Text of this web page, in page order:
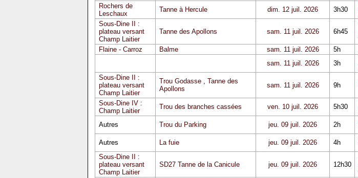
Rochers de
Leschaux
Tanne à Hercule dim. 12 juil. 2026 3h30
Sous-Dine II :
plateau versant
Champ Laitier
Tanne des Apollons sam. 11 juil. 2026 6h45
Flaine - Carroz Balme sam. 11 juil. 2026 5h
sam. 11 juil. 2026
3h
Sous-Dine II :
plateau versant
Champ Laitier
Trou Godasse, Tanne des
Apollons
sam. 11 juil. 2026 9h
Sous-Dine IV :
Champ Laitier
Trou des branches cassées ven. 10 juil. 2026 5h30
Autres Trou du Parking jeu. 09 juil. 2026 2h
Autres
La fuie jeu. 09 juil. 2026 4h
Sous-Dine II :
plateau versant
Champ Laitier
SD27 Tanne de la Canicule jeu. 09 juil. 2026 12h30